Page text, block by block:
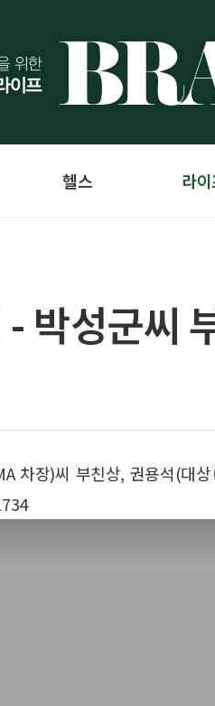
헬스 라
박성군씨
차장)씨 부친상, 권용석(대